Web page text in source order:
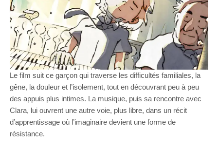
Le film suit ce garçon qui traverse les difficultés familiales, la
gêne, la douleur et l’isolement, tout en découvrant peu à peu
des appuis plus intimes. La musique, puis sa rencontre avec
Clara, lui ouvrent une autre voie, plus libre, dans un récit
d’apprentissage où l’imaginaire devient une forme de
résistance.